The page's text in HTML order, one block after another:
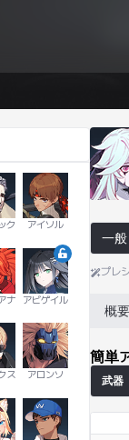
ク アイソル
ナ アビゲイル
ス アロンソ
一般
プレ
概要
簡単
武器